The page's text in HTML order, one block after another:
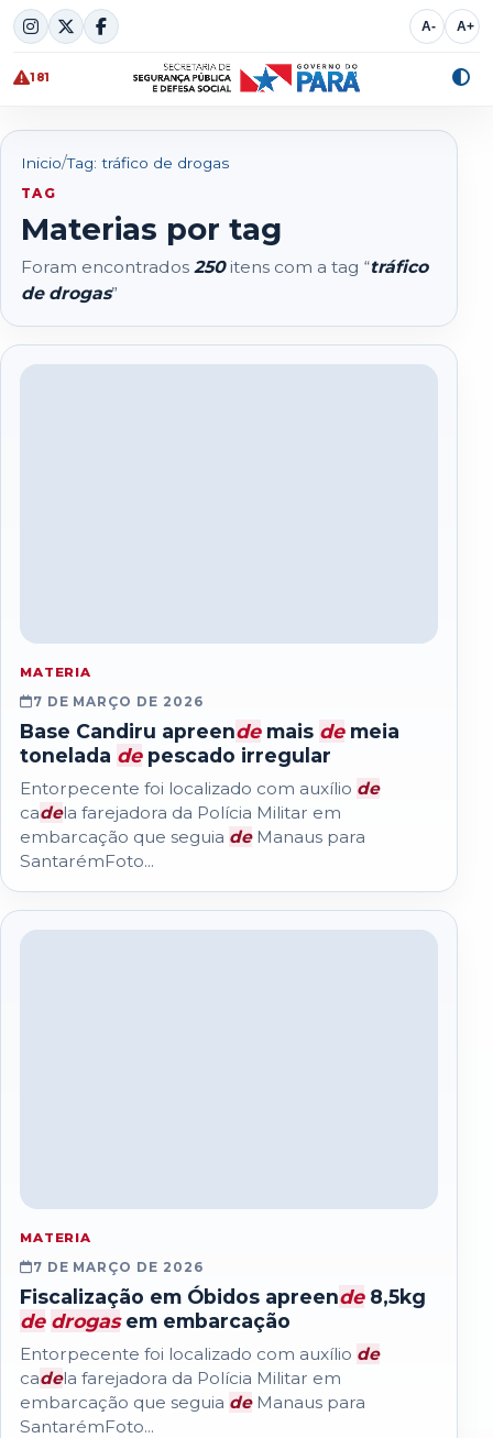
Skip
to
content
A- A+
181
Inicio/Tag: tráfico de drogas
TAG
Materias por tag
Foram encontrados 250itens com a tag “tráfico
de drogas”
MATERIA
7 DE MARÇO DE 2026
Base Candiru apreendemais demeia
tonelada depescado irregular
Entorpecente foi localizado com auxílio de
cadela farejadora da Polícia Militar em
embarcação que seguia deManaus para
SantarémFoto...
MATERIA
7 DE MARÇO DE 2026
Fiscalização em Óbidos apreende8,5kg
de drogasem embarcação
Entorpecente foi localizado com auxílio de
cadela farejadora da Polícia Militar em
embarcação que seguia deManaus para
SantarémFoto...